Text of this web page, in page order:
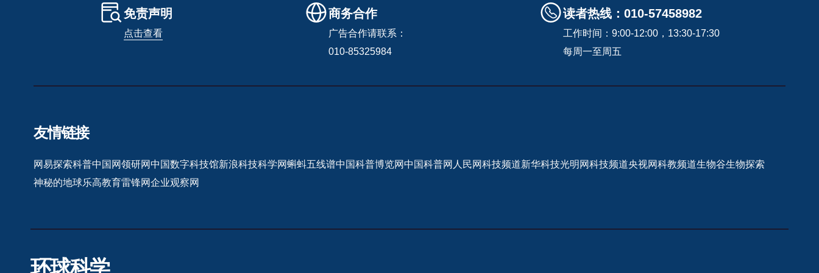
免责声明
点击查看
商务合作
广告合作请联系：
010-85325984
读者热线：010-57458982
工作时间：9:00-12:00，13:30-17:30
每周一至周五
友情链接
网易探索科普中国网领研网中国数字科技馆新浪科技科学网蝌蚪五线谱中国科普博览网中国科普网 人民网科技频道新华科技光明网科技频道央视网科教频道生物谷生物探索
神秘的地球乐高教育雷锋网企业观察网
环球科学